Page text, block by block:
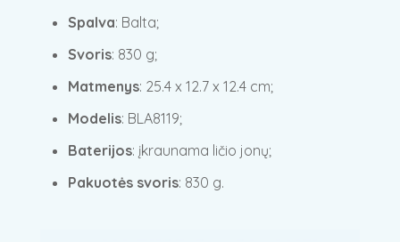
Spalva: Balta;
Svoris: 830 g;
Matmenys: 25.4 x 12.7 x 12.4 cm;
Modelis: BLA8119;
Baterijos: įkraunama ličio jonų;
Pakuotės svoris: 830 g.